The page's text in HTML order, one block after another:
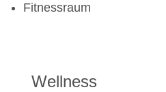
Fitnessraum
Wellness